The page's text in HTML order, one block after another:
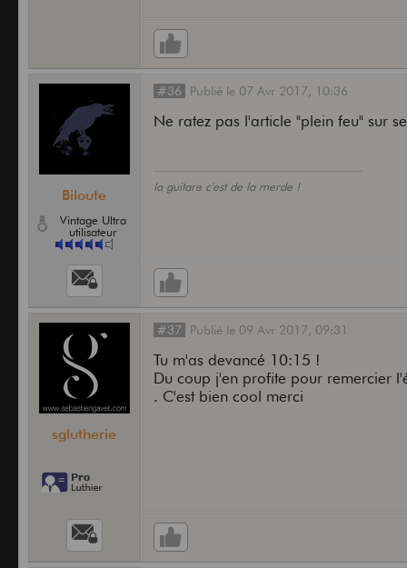
Biloute
Vintage Ultra
utilisateur
#36 Publié le 07 Avr 2017, 10:36
Ne ratez pas l'article "plein feu" sur
la guitare c'est de la merde !
sglutherie
#37 Publié le 09 Avr 2017, 09:31
Tu m'as devancé 10:15 !
Du coup j'en profite pour remercier
. C'est bien cool merci